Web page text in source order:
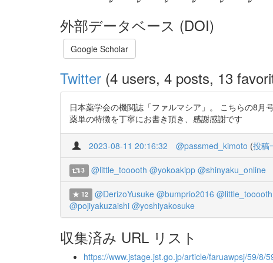
外部データベース (DOI)
Google Scholar
Twitter (4 users, 4 posts, 13
日本薬学会の機関誌「ファルマシア」。 こちらの8
薬単の特徴を丁寧にお書き頂き、感謝感謝です
2023-08-11 20:16:32 @passmed_kimoto (投稿
3 @little_tooooth @yokoakipp @shinyaku_online
12 @DerizoYusuke @bumprio2016 @little_tooooth
@pojiyakuzaishi @yoshiyakosuke
収集済み URL リスト
https://www.jstage.jst.go.jp/article/faruawpsj/59/8/